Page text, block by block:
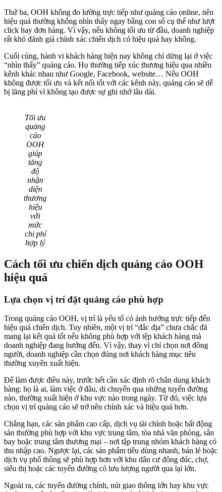
Thứ ba, OOH không đo lường trực tiếp như quảng cáo online, nên
hiệu quả thường không nhìn thấy ngay bằng con số cụ thể như lượt
click hay đơn hàng. Vì vậy, nếu không tối ưu từ đầu, doanh nghiệp
rất khó đánh giá chính xác chiến dịch có hiệu quả hay không.
Cuối cùng, hành vi khách hàng hiện nay không chỉ dừng lại ở việc
“nhìn thấy” quảng cáo. Họ thường tiếp xúc thương hiệu qua nhiều
kênh khác nhau như Google, Facebook, website… Nếu OOH
không được tối ưu và kết nối tốt với các kênh này, quảng cáo sẽ dễ
bị lãng phí vì không tạo được sự ghi nhớ lâu dài.
Tối ưu
quảng
cáo
OOH
giúp
tăng
độ
nhận
diện
thương
hiệu
với
mức
chi phí
hợp lý
Cách tối ưu chiến dịch quảng cáo OOH
hiệu quả
Lựa chọn vị trí đặt quảng cáo phù hợp
Trong quảng cáo OOH, vị trí là yếu tố có ảnh hưởng trực tiếp đến
hiệu quả chiến dịch. Tuy nhiên, một vị trí “đắc địa” chưa chắc đã
mang lại kết quả tốt nếu không phù hợp với tệp khách hàng mà
doanh nghiệp đang hướng đến. Vì vậy, thay vì chỉ chọn nơi đông
người, doanh nghiệp cần chọn đúng nơi khách hàng mục tiêu
thường xuyên xuất hiện.
Để làm được điều này, trước hết cần xác định rõ chân dung khách
hàng: họ là ai, làm việc ở đâu, di chuyển qua những tuyến đường
nào, thường xuất hiện ở khu vực nào trong ngày. Từ đó, việc lựa
chọn vị trí quảng cáo sẽ trở nên chính xác và hiệu quả hơn.
Chẳng hạn, các sản phẩm cao cấp, dịch vụ tài chính hoặc bất động
sản thường phù hợp với khu vực trung tâm, tòa nhà văn phòng, sân
bay hoặc trung tâm thương mại – nơi tập trung nhóm khách hàng có
thu nhập cao. Ngược lại, các sản phẩm tiêu dùng nhanh, bán lẻ hoặc
dịch vụ phổ thông sẽ phù hợp hơn với khu dân cư đông đúc, chợ,
siêu thị hoặc các tuyến đường có lưu lượng người qua lại lớn.
Ngoài ra, các tuyến đường chính, nút giao thông lớn hay khu vực